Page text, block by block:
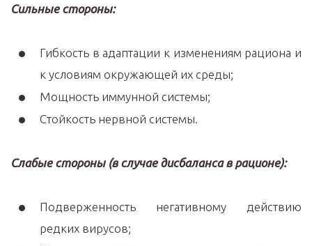
Сильные стороны:
Гибкость в адаптации к изменениям рациона и
к условиям окружающей их среды;
Мощность иммунной системы;
Стойкость нервной системы.
Слабые стороны (в случае дисбаланса в рационе):
Подверженность негативному действию
редких вирусов;